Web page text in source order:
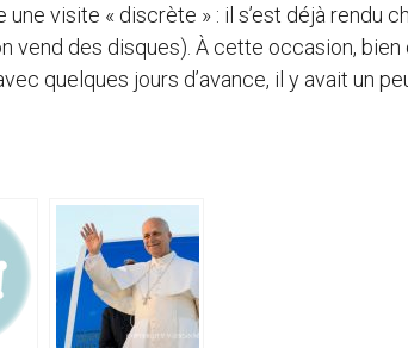
visite « discrète » : il s’est déjà rendu
vend des disques). À cette occasion,
quelques jours d’avance, il y avait un